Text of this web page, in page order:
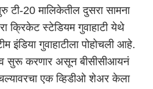
20 मालिकेतील दुसरा सामना
क्रिकेट स्टेडियम गुवाहाटी येथे
इंडिया गुवाहाटीला पोहोचली आहे.
सुरू करणार असून बीसीसीआयनं
एक व्हिडीओ शेअर केला